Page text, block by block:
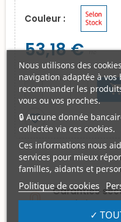
Couleur :
53,18 €
remove add
favorite_border
Garanties
Les
100%
Nous utilisons des
navigation adaptée à vos
recommander les
vous ou vos proches.
🔒 Aucune donnée
collectée via ces cookies.
Ces informations nous
services pour mieux
familles, aidants et
Politique de cookies
✓